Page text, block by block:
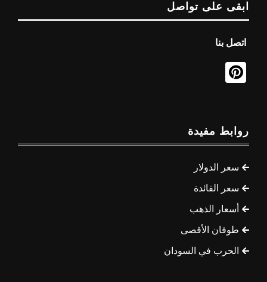
ابقى على تواصل
اتصل بنا
روابط مفيدة
سعر الدولار
سعر الفائدة
أسعار الذهب
طوفان الأقصى
الحرب في السودان